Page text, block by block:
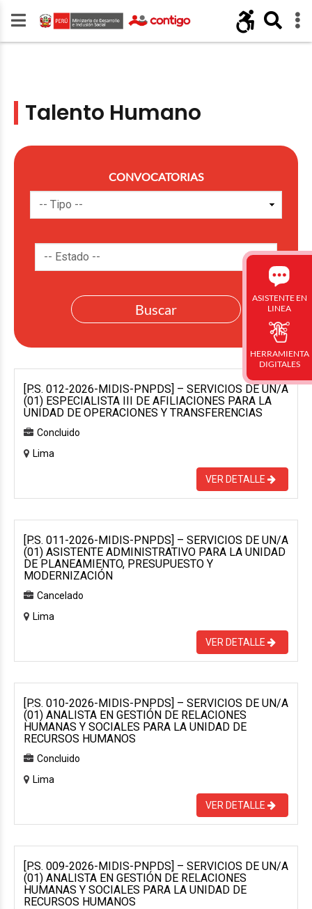
Talento Humano
CONVOCATORIAS
[P.S. 012-2026-MIDIS-PNPDS] – SERVICIOS DE UN/A
(01) ESPECIALISTA III DE AFILIACIONES PARA LA
UNIDAD DE OPERACIONES Y TRANSFERENCIAS
Concluido
Lima
VER DETALLE
[P.S. 011-2026-MIDIS-PNPDS] – SERVICIOS DE UN/A
(01) ASISTENTE ADMINISTRATIVO PARA LA UNIDAD
DE PLANEAMIENTO, PRESUPUESTO Y
MODERNIZACIÓN
Cancelado
Lima
VER DETALLE
[P.S. 010-2026-MIDIS-PNPDS] – SERVICIOS DE UN/A
(01) ANALISTA EN GESTIÓN DE RELACIONES
HUMANAS Y SOCIALES PARA LA UNIDAD DE
RECURSOS HUMANOS
Concluido
Lima
VER DETALLE
[P.S. 009-2026-MIDIS-PNPDS] – SERVICIOS DE UN/A
(01) ANALISTA EN GESTIÓN DE RELACIONES
HUMANAS Y SOCIALES PARA LA UNIDAD DE
RECURSOS HUMANOS
ASISTENTE EN
LINEA
HERRAMIENTA
DIGITALES